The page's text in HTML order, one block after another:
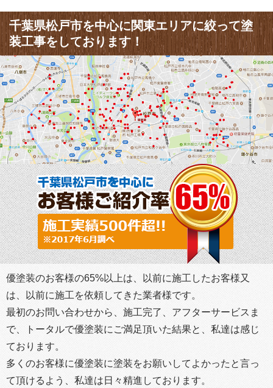
千葉県松戸市を中心に関東エリアに絞って塗
装工事をしております！
優塗装のお客様の65%以上は、以前に施工したお客様又
は、以前に施工を依頼してきた業者様です。
最初のお問い合わせから、施工完了、アフターサービスま
で、トータルで優塗装にご満足頂いた結果と、私達は感じ
ております。
多くのお客様に優塗装に塗装をお願いしてよかったと言っ
て頂けるよう、私達は日々精進しております。